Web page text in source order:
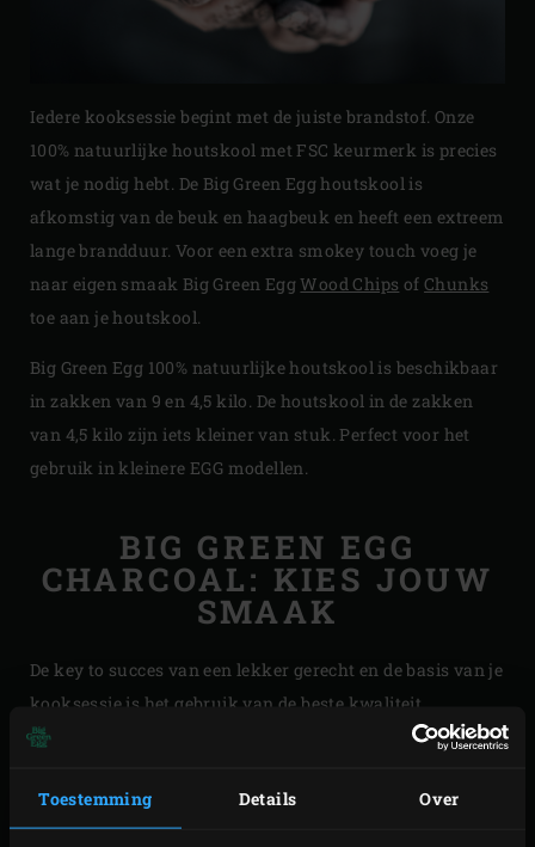
Toestemming Details Over
Iedere kooksessie begint met de juiste brandstof. Onze
100% natuurlijke houtskool met FSC keurmerk is precies
wat je nodig hebt. De Big Green Egg houtskool is
afkomstig van de beuk en haagbeuk en heeft een extreem
lange brandduur. Voor een extra smokey touch voeg je
naar eigen smaak Big Green EggWood Chips ofChunks
toe aan je houtskool.
Big Green Egg 100% natuurlijke houtskool is beschikbaar
in zakken van 9 en 4,5 kilo. De houtskool in de zakken
van 4,5 kilo zijn iets kleiner van stuk. Perfect voor het
gebruik in kleinere EGG modellen.
BIG GREEN EGG
CHARCOAL: KIES JOUW
SMAAK
De key to succes van een lekker gerecht en de basis van je
kooksessie is het gebruik van de beste kwaliteit
houtskool. Het resultaat is mede afhankelijk van de soort
smaak van op houtskool gegaarde ingrediënten is
onevenaarbaar.